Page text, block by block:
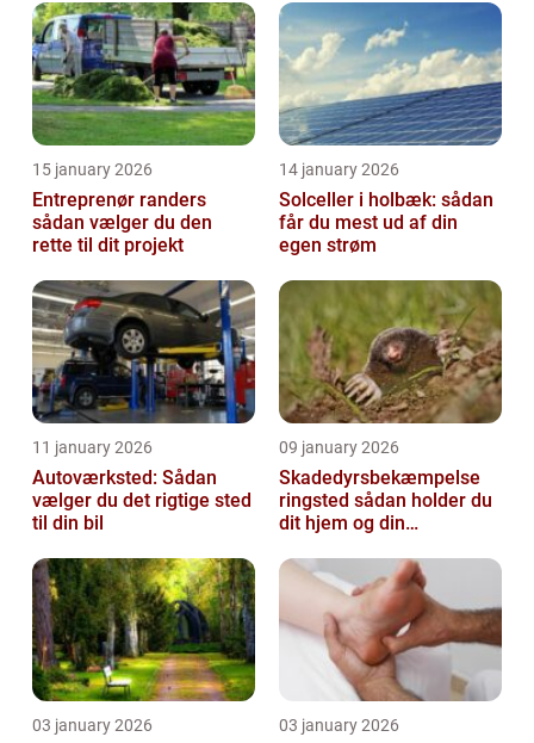
15 january 2026
Entreprenør randers
sådan vælger du den
rette til dit projekt
14 january 2026
Solceller i holbæk: sådan
får du mest ud af din
egen strøm
11 january 2026
Autoværksted: Sådan
vælger du det rigtige sted
til din bil
09 january 2026
Skadedyrsbekæmpelse
ringsted sådan holder du
dit hjem og din
gæster
03 january 2026 03 january 2026